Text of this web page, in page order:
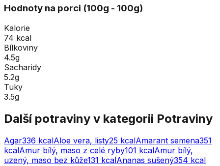
Hodnoty na porci (100g - 100g)
Kalorie
74 kcal
Bílkoviny
4.5g
Sacharidy
5.2g
Tuky
3.5g
Další potraviny v kategorii Potraviny
Agar336 kcalAloe vera, listy25 kcalAmarant semena351
kcalAmur bílý, maso z celé ryby101 kcalAmur bílý,
uzený, maso bez kůže131 kcalAnanas sušený354 kcal